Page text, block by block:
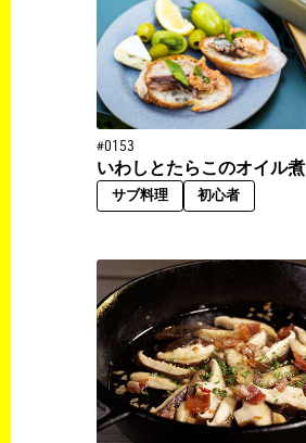
#0153
いわしとたらこのオイル煮
サブ料理 初心者